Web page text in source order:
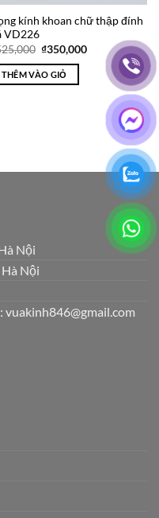
kính khoan chữ thập đính
VD226
Giá
là:
₫525,000.
₫350,000Giá
hiện
₫350,000.
THÊM VÀO GIỎ
Nội
Nội
vuakinh846@gmail.com